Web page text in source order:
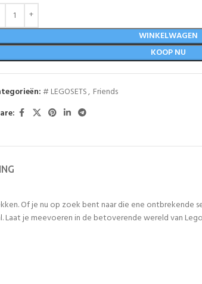
WINKELWAGEN
KOOP NU
# LEGOSETS, Friends
Of je nu op zoek bent naar die ene ontbrekende
je meevoeren in de betoverende wereld van